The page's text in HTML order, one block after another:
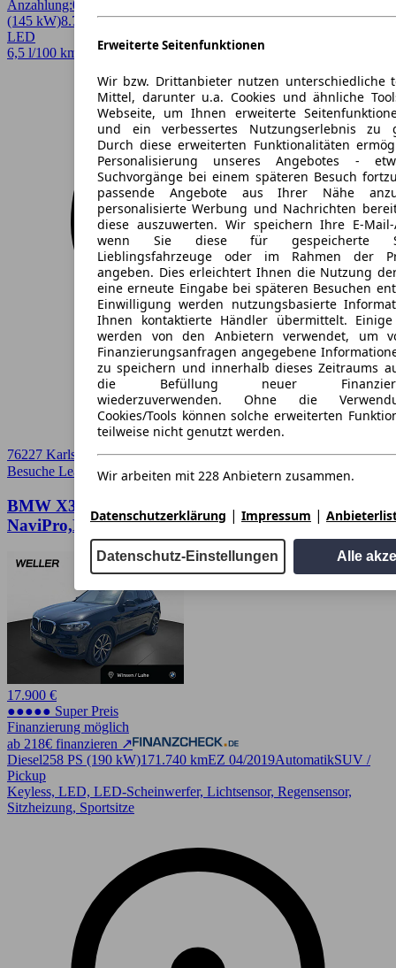
Anzahlung:0,00 €
(145 kW)8.774 kmEZ 01/2026AutomatikSUV / Pickup4 Türen
LED
6,5 l/100 km (komb.)* · 171 g/km CO2* · CO2-Klasse F
76227 Karlsruhe
Besuche Leasingmarkt➚
BMW X3 xDrive 20d
NaviPro,HiFi,USB,Sportsitze,LED,20
17.900 €
●●●●● Super Preis
Finanzierung möglich
ab 218€ finanzieren ↗
Diesel258 PS (190 kW)171.740 kmEZ 04/2019AutomatikSUV /
Pickup
Keyless, LED, LED-Scheinwerfer, Lichtsensor, Regensensor,
Sitzheizung, Sportsitze
Erweiterte Seitenfunktionen
Wir bzw. Drittanbieter nutzen unterschiedliche
Mittel, darunter u.a. Cookies und ähnliche
Webseite, um Ihnen erweiterte
und ein verbessertes Nutzungserlebnis zu
Durch diese erweiterten Funktionalitäten
Personalisierung unseres Angebotes -
Suchvorgänge bei einem späteren Besuch
passende Angebote aus Ihrer Nähe
personalisierte Werbung und Nachrichten
diese auszuwerten. Wir speichern Ihre E-Mail-
wenn Sie diese für gespeicherte
Lieblingsfahrzeuge oder im Rahmen der
angeben. Dies erleichtert Ihnen die Nutzung
eine erneute Eingabe bei späteren Besuchen
Einwilligung werden nutzungsbasierte
Ihnen kontaktierte Händler übermittelt. Einige
werden von den Anbietern verwendet, um
Finanzierungsanfragen angegebene
zu speichern und innerhalb dieses Zeitraums
die Befüllung neuer
wiederzuverwenden. Ohne die
Cookies/Tools können solche erweiterten
teilweise nicht genutzt werden.
Wir arbeiten mit 228 Anbietern zusammen.
Datenschutzerklärung | Impressum |
Datenschutz-Einstellungen Alle